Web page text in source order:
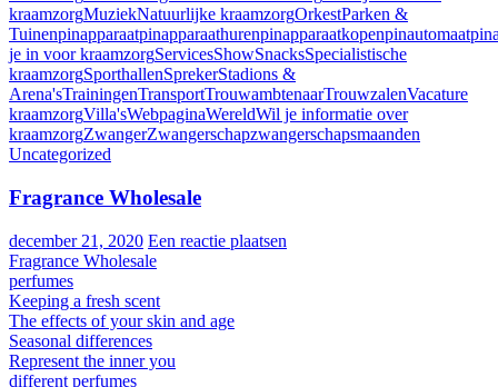
kraamzorgMuziekNatuurlijke kraamzorgOrkestParken &
Tuinenpinapparaatpinapparaathurenpinapparaatkopenpinautomaat
je in voor kraamzorgServicesShowSnacksSpecialistische
kraamzorgSporthallenSprekerStadions &
Arena'sTrainingenTransportTrouwambtenaarTrouwzalenVacature
kraamzorgVilla'sWebpaginaWereldWil je informatie over
kraamzorgZwangerZwangerschapzwangerschapsmaanden
Uncategorized
Fragrance Wholesale
december 21, 2020 Een reactie plaatsen
Fragrance Wholesale
perfumes
Keeping a fresh scent
The effects of your skin and age
Seasonal differences
Represent the inner you
different perfumes